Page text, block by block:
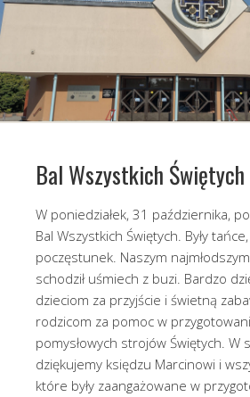
Bal Wszystkich Świętych
W poniedziałek, 31 października,
Bal Wszystkich Świętych. Były
poczęstunek. Naszym
schodził uśmiech z buzi. Bardzo
dzieciom za przyjście i świetną
rodzicom za pomoc w
pomysłowych strojów Świętych. W
dziękujemy księdzu Marcinowi i
które były zaangażowane w